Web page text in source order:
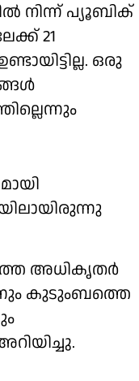
നിന്ന് പ്യൂബിക്
21
ഒരു
അധികൃതര്‍
കുടുംബത്തെ